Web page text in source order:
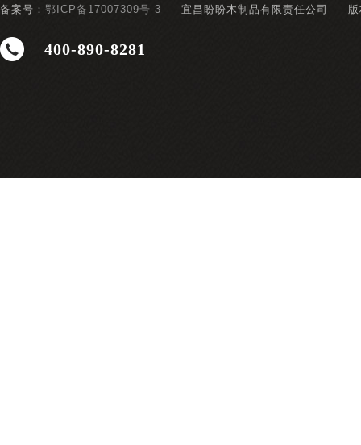
备案号： 鄂ICP备17007309号-3 宜昌盼盼木制品有限责任公司
400-890-8281